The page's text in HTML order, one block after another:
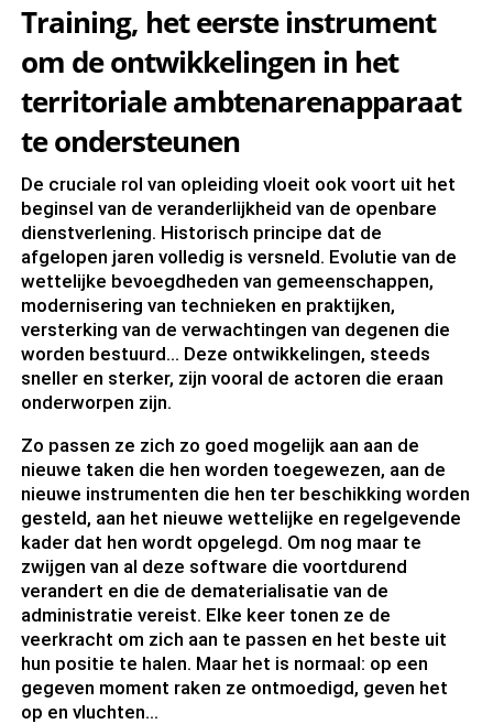
Training, het eerste instrument
om de ontwikkelingen in het
territoriale ambtenarenapparaat
te ondersteunen
De cruciale rol van opleiding vloeit ook voort uit het
beginsel van de veranderlijkheid van de openbare
dienstverlening. Historisch principe dat de
afgelopen jaren volledig is versneld. Evolutie van de
wettelijke bevoegdheden van gemeenschappen,
modernisering van technieken en praktijken,
versterking van de verwachtingen van degenen die
worden bestuurd... Deze ontwikkelingen, steeds
sneller en sterker, zijn vooral de actoren die eraan
onderworpen zijn.
Zo passen ze zich zo goed mogelijk aan aan de
nieuwe taken die hen worden toegewezen, aan de
nieuwe instrumenten die hen ter beschikking worden
gesteld, aan het nieuwe wettelijke en regelgevende
kader dat hen wordt opgelegd. Om nog maar te
zwijgen van al deze software die voortdurend
verandert en die de dematerialisatie van de
administratie vereist. Elke keer tonen ze de
veerkracht om zich aan te passen en het beste uit
hun positie te halen. Maar het is normaal: op een
gegeven moment raken ze ontmoedigd, geven het
op en vluchten…